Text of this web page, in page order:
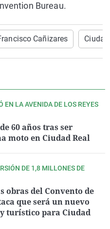
Bureau.
Cañizares
EN LA AVENIDA DE LOS REYES
60 años tras ser
moto en Ciudad Real
DE 1,8 MILLONES DE
obras del Convento de
que será un nuevo
turístico para Ciudad